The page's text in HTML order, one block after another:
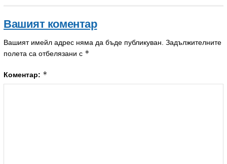
Вашият коментар
Вашият имейл адрес няма да бъде публикуван. Задължителните
полета са отбелязани с *
Коментар: *